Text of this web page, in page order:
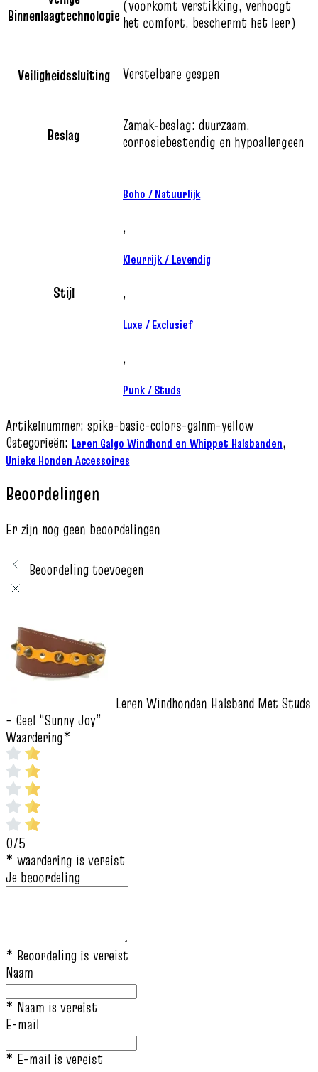
Binnenlaagtechnologie(voorkomt verstikking, verhoogt
het comfort, beschermt het leer)
Veiligheidssluiting Verstelbare gespen
Beslag
Zamak‑beslag: duurzaam,
corrosiebestendig en hypoallergeen
Stijl
Boho / Natuurlijk
,
Kleurrijk / Levendig
,
Luxe / Exclusief
,
Punk / Studs
Artikelnummer: spike-basic-colors-galnm-yellow
Categorieën: Leren Galgo Windhond en Whippet Halsbanden,
Unieke Honden Accessoires
Beoordelingen
Er zijn nog geen beoordelingen
Beoordeling toevoegen
Leren Windhonden Halsband Met Studs
– Geel “Sunny Joy”
Waardering*
0/5
* waardering is vereist
Je beoordeling
* Beoordeling is vereist
Naam
* Naam is vereist
E-mail
* E-mail is vereist